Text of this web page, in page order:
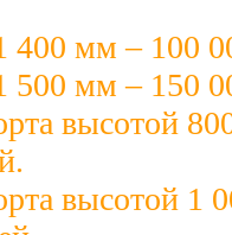
мм – 100
мм – 150
высотой
высотой 1